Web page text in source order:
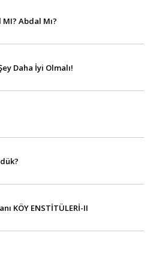
Abdal Mı?
Daha İyi Olmalı!
KÖY ENSTİTÜLERİ-II